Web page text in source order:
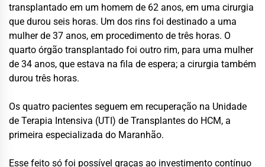
transplantado em um homem de 62 anos, em uma cirurgia
que durou seis horas. Um dos rins foi destinado a uma
mulher de 37 anos, em procedimento de três horas. O
quarto órgão transplantado foi outro rim, para uma mulher
de 34 anos, que estava na fila de espera; a cirurgia também
durou três horas.
Os quatro pacientes seguem em recuperação na Unidade
de Terapia Intensiva (UTI) de Transplantes do HCM, a
primeira especializada do Maranhão.
Esse feito só foi possível graças ao investimento contínuo